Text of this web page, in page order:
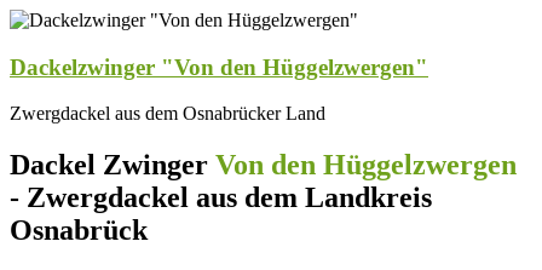
Dackelzwinger "Von den Hüggelzwergen"
Zwergdackel aus dem Osnabrücker Land
Dackel Zwinger Von den Hüggelzwergen
- Zwergdackel aus dem Landkreis
Osnabrück